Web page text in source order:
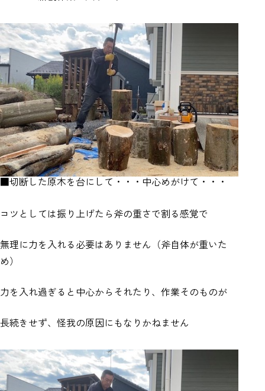
■切断した原木を台にして・・・中心めがけて・・・
コツとしては振り上げたら斧の重さで割る感覚で
無理に力を入れる必要はありません（斧自体が重いた
め）
力を入れ過ぎると中心からそれたり、作業そのものが
長続きせず、怪我の原因にもなりかねません